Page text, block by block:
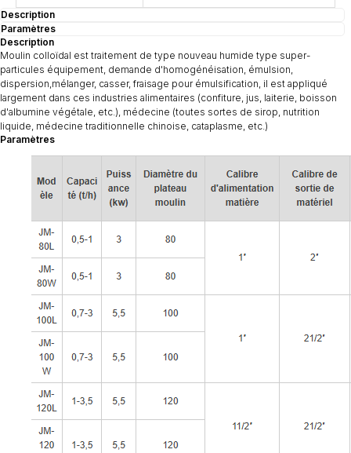
Description
Paramètres
Description
Moulin colloïdal est traitement de type nouveau humide type super-
particules équipement, demande d'homogénéisation, émulsion,
dispersion,mélanger, casser, fraisage pour émulsification, il est appliqué
largement dans ces industries alimentaires (confiture, jus, laiterie, boisson
d'albumine végétale, etc.), médecine (toutes sortes de sirop, nutrition
liquide, médecine traditionnelle chinoise, cataplasme, etc.)
Paramètres